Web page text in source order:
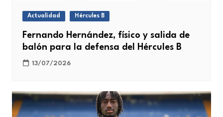
Actualidad Hércules B
Fernando Hernández, físico y salida de
balón para la defensa del Hércules B
13/07/2026